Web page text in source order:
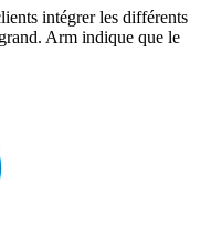
intégrer les différents
Arm indique que le